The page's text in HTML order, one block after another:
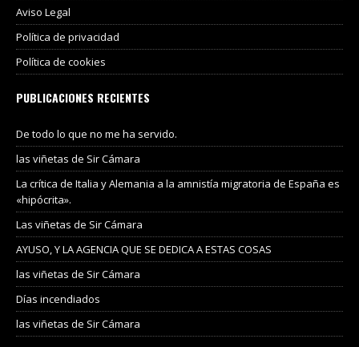
Aviso Legal
Política de privacidad
Política de cookies
PUBLICACIONES RECIENTES
De todo lo que no me ha servido.
las viñetas de Sir Cámara
La crítica de Italia y Alemania a la amnistía migratoria de España es
«hipócrita».
Las viñetas de Sir Cámara
AYUSO, Y LA AGENCIA QUE SE DEDICA A ESTAS COSAS
las viñetas de Sir Cámara
Días incendiados
las viñetas de Sir Cámara